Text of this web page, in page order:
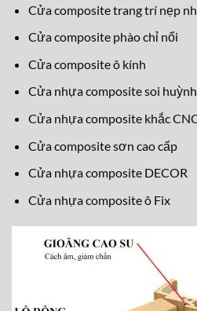
Cửa composite phào chỉ nổi
Cửa composite ô kính
Cửa nhựa composite soi huỳnh
Cửa nhựa composite khắc CNC
Cửa composite sơn cao cấp
Cửa nhựa composite DECOR
Cửa nhựa composite ô Fix